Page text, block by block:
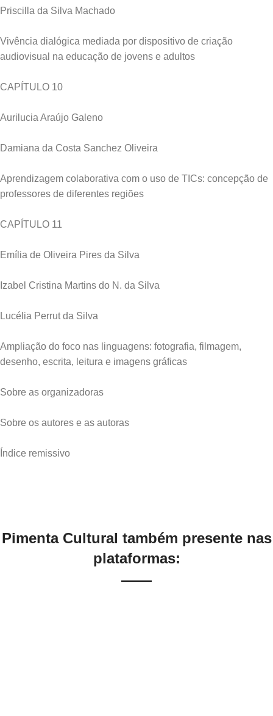
Priscilla da Silva Machado
Vivência dialógica mediada por dispositivo de criação
audiovisual na educação de jovens e adultos
CAPÍTULO 10
Aurilucia Araújo Galeno
Damiana da Costa Sanchez Oliveira
Aprendizagem colaborativa com o uso de TICs: concepção de
professores de diferentes regiões
CAPÍTULO 11
Emília de Oliveira Pires da Silva
Izabel Cristina Martins do N. da Silva
Lucélia Perrut da Silva
Ampliação do foco nas linguagens: fotografia, filmagem,
desenho, escrita, leitura e imagens gráficas
Sobre as organizadoras
Sobre os autores e as autoras
Índice remissivo
Pimenta Cultural também presente nas
plataformas: